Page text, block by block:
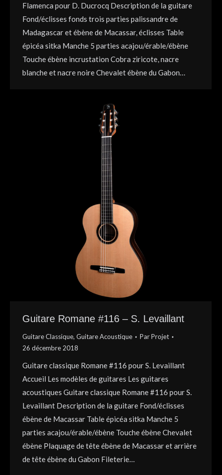
Flamenca pour D. Ducrocq Description de la guitare
Fond/éclisses fonds trois parties palissandre de
Madagascar et ébène de Macassar, éclisses Table
épicéa sitka Manche 5 parties acajou/érable/ébène
Touche ébène incrustation Cobra ziricote, nacre
blanche et nacre noire Chevalet ébène du Gabon…
Guitare Romane #116 – S. Levaillant
Guitare Classique, Guitare Acoustique ParProjet
26 décembre 2018
Guitare classique Romane #116 pour S. Levaillant
Accueil Les modèles de guitares Les guitares
acoustiques Guitare classique Romane #116 pour S.
Levaillant Description de la guitare Fond/éclisses
ébène de Macassar Table épicéa sitka Manche 5
parties acajou/érable/ébène Touche ébène Chevalet
ébène Plaquage de tête ébène de Macassar et arrière
de tête ébène du Gabon Fileterie…